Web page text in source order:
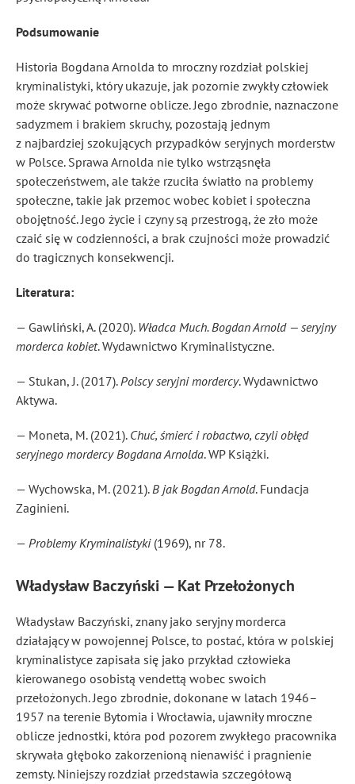
Podsumowanie
Historia Bogdana Arnolda to mroczny rozdział polskiej
kryminalistyki, który ukazuje, jak pozornie zwykły człowiek
może skrywać potworne oblicze. Jego zbrodnie, naznaczone
sadyzmem i brakiem skruchy, pozostają jednym
z najbardziej szokujących przypadków seryjnych morderstw
w Polsce. Sprawa Arnolda nie tylko wstrząsnęła
społeczeństwem, ale także rzuciła światło na problemy
społeczne, takie jak przemoc wobec kobiet i społeczna
obojętność. Jego życie i czyny są przestrogą, że zło może
czaić się w codzienności, a brak czujności może prowadzić
do tragicznych konsekwencji.
Literatura:
— Gawliński, A. (2020). Władca Much. Bogdan Arnold — seryjny
morderca kobiet. Wydawnictwo Kryminalistyczne.
— Stukan, J. (2017).Polscy seryjni mordercy. Wydawnictwo
Aktywa.
— Moneta, M. (2021). Chuć, śmierć i robactwo, czyli obłęd
seryjnego mordercy Bogdana Arnolda. WP Książki.
— Wychowska, M. (2021).B jak Bogdan Arnold. Fundacja
Zaginieni.
— Problemy Kryminalistyki(1969), nr 78.
Władysław Baczyński — Kat Przełożonych
Władysław Baczyński, znany jako seryjny morderca
działający w powojennej Polsce, to postać, która w polskiej
kryminalistyce zapisała się jako przykład człowieka
kierowanego osobistą vendettą wobec swoich
przełożonych. Jego zbrodnie, dokonane w latach 1946–
1957 na terenie Bytomia i Wrocławia, ujawniły mroczne
oblicze jednostki, która pod pozorem zwykłego pracownika
skrywała głęboko zakorzenioną nienawiść i pragnienie
zemsty. Niniejszy rozdział przedstawia szczegółową